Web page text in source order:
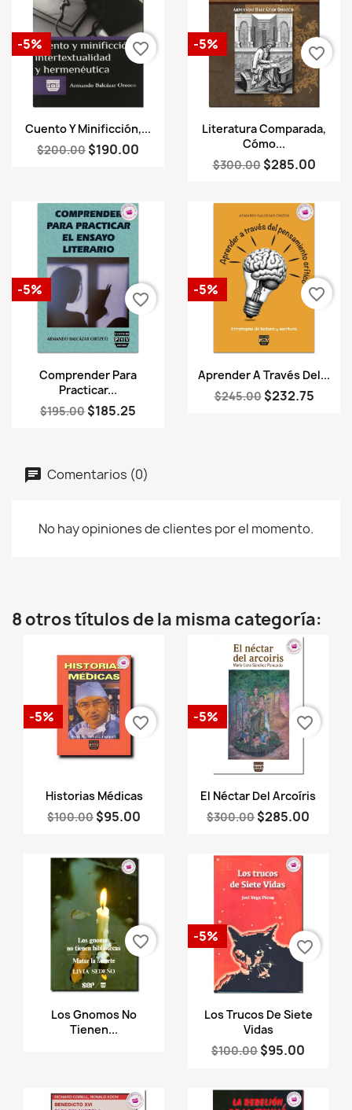
Vista rápida
Cuento Y Minificción,...
$200.00 $190.00
-5% favorite_border
Vista rápida
Literatura Comparada,
Cómo...
$300.00 $285.00
-5%
favorite_border
Vista rápida
Comprender Para
Practicar...
$195.00 $185.25
-5%
favorite_border
Vista rápida
Aprender A Través Del...
$245.00 $232.75
-5% favorite_border
Comentarios (0)
No hay opiniones de clientes por el momento.
8 otros títulos de la misma categoría:
Vista rápida
Historias Médicas
$100.00 $95.00
-5% favorite_border
Vista rápida
El Néctar Del Arcoíris
$300.00 $285.00
-5% favorite_border
Vista rápida
Los Gnomos No
Tienen...
favorite_border
Vista rápida
Los Trucos De Siete
Vidas
$100.00 $95.00
-5%
favorite_border